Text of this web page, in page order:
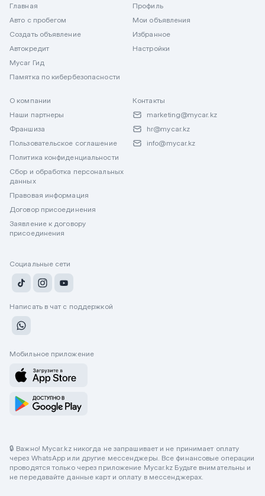
Главная
Авто с пробегом
Создать объявление
Автокредит
Mycar Гид
Памятка по кибербезопасности
Профиль
Мои объявления
Избранное
Настройки
О компании
Наши партнеры
Франшиза
Пользовательское соглашение
Политика конфиденциальности
Сбор и обработка персональных
данных
Правовая информация
Договор присоединения
Заявление к договору
присоединения
Контакты
marketing@mycar.kz
hr@mycar.kz
info@mycar.kz
Социальные сети
Написать в чат с поддержкой
Мобильное приложение
🔒 Важно! Mycar.kz никогда не запрашивает и не принимает оплату
через WhatsApp или другие мессенджеры. Все финансовые операции
проводятся только через приложение Mycar.kz Будьте внимательны и
не передавайте данные карт и оплату в мессенджерах.